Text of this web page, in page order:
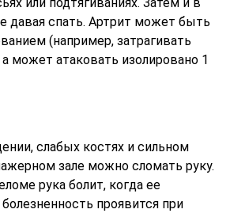
давая спать. Артрит может быть
(например, затрагивать
а может атаковать изолировано 1
слабых костях и сильном
зале можно сломать руку.
рука болит, когда ее
проявится при